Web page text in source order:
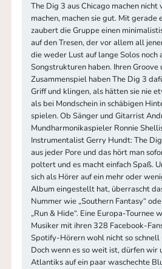
The Dig 3 aus Chicago machen nicht
machen, machen sie gut. Mit gerade
zaubert die Gruppe einen
auf den Tresen, der vor allem all
die weder Lust auf lange Solos noch
Songstrukturen haben. Ihren Groove
Zusammenspiel haben The Dig 3
Griff und klingen, als hätten sie nie
als bei Mondschein in schäbigen
spielen. Ob Sänger und Gitarrist
Mundharmonikaspieler Ronnie
Instrumentalist Gerry Hundt: The
aus jeder Pore und das hört man
poltert und es macht einfach Spaß.
sich als Hörer auf ein mehr oder
Album eingestellt hat, überrascht
Nummer wie „Southern Fantasy“
„Run & Hide“. Eine Europa-Tournee
Musiker mit ihren 328 Facebook-
Spotify-Hörern wohl nicht so schnell
Doch wenn es so weit ist, dürfen wir
Atlantiks auf ein paar waschechte